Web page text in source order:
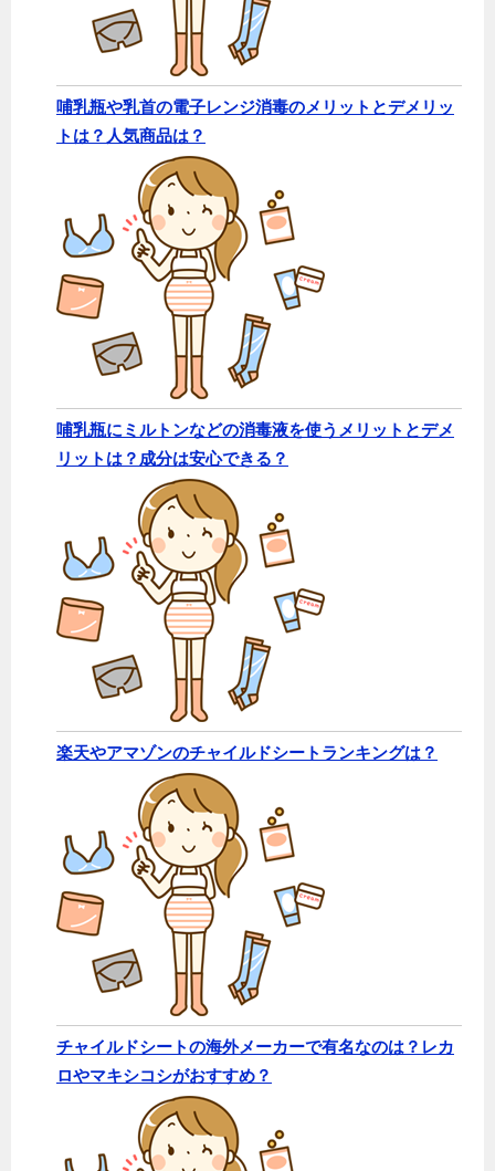
哺乳瓶や乳首の電子レンジ消毒のメリットとデメリッ
トは？人気商品は？
哺乳瓶にミルトンなどの消毒液を使うメリットとデメ
リットは？成分は安心できる？
楽天やアマゾンのチャイルドシートランキングは？
チャイルドシートの海外メーカーで有名なのは？レカ
ロやマキシコシがおすすめ？